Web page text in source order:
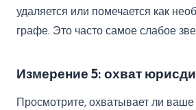
удаляется или помечается как
графе. Это часто самое слабое
Измерение 5: охват
Просмотрите, охватывает ли